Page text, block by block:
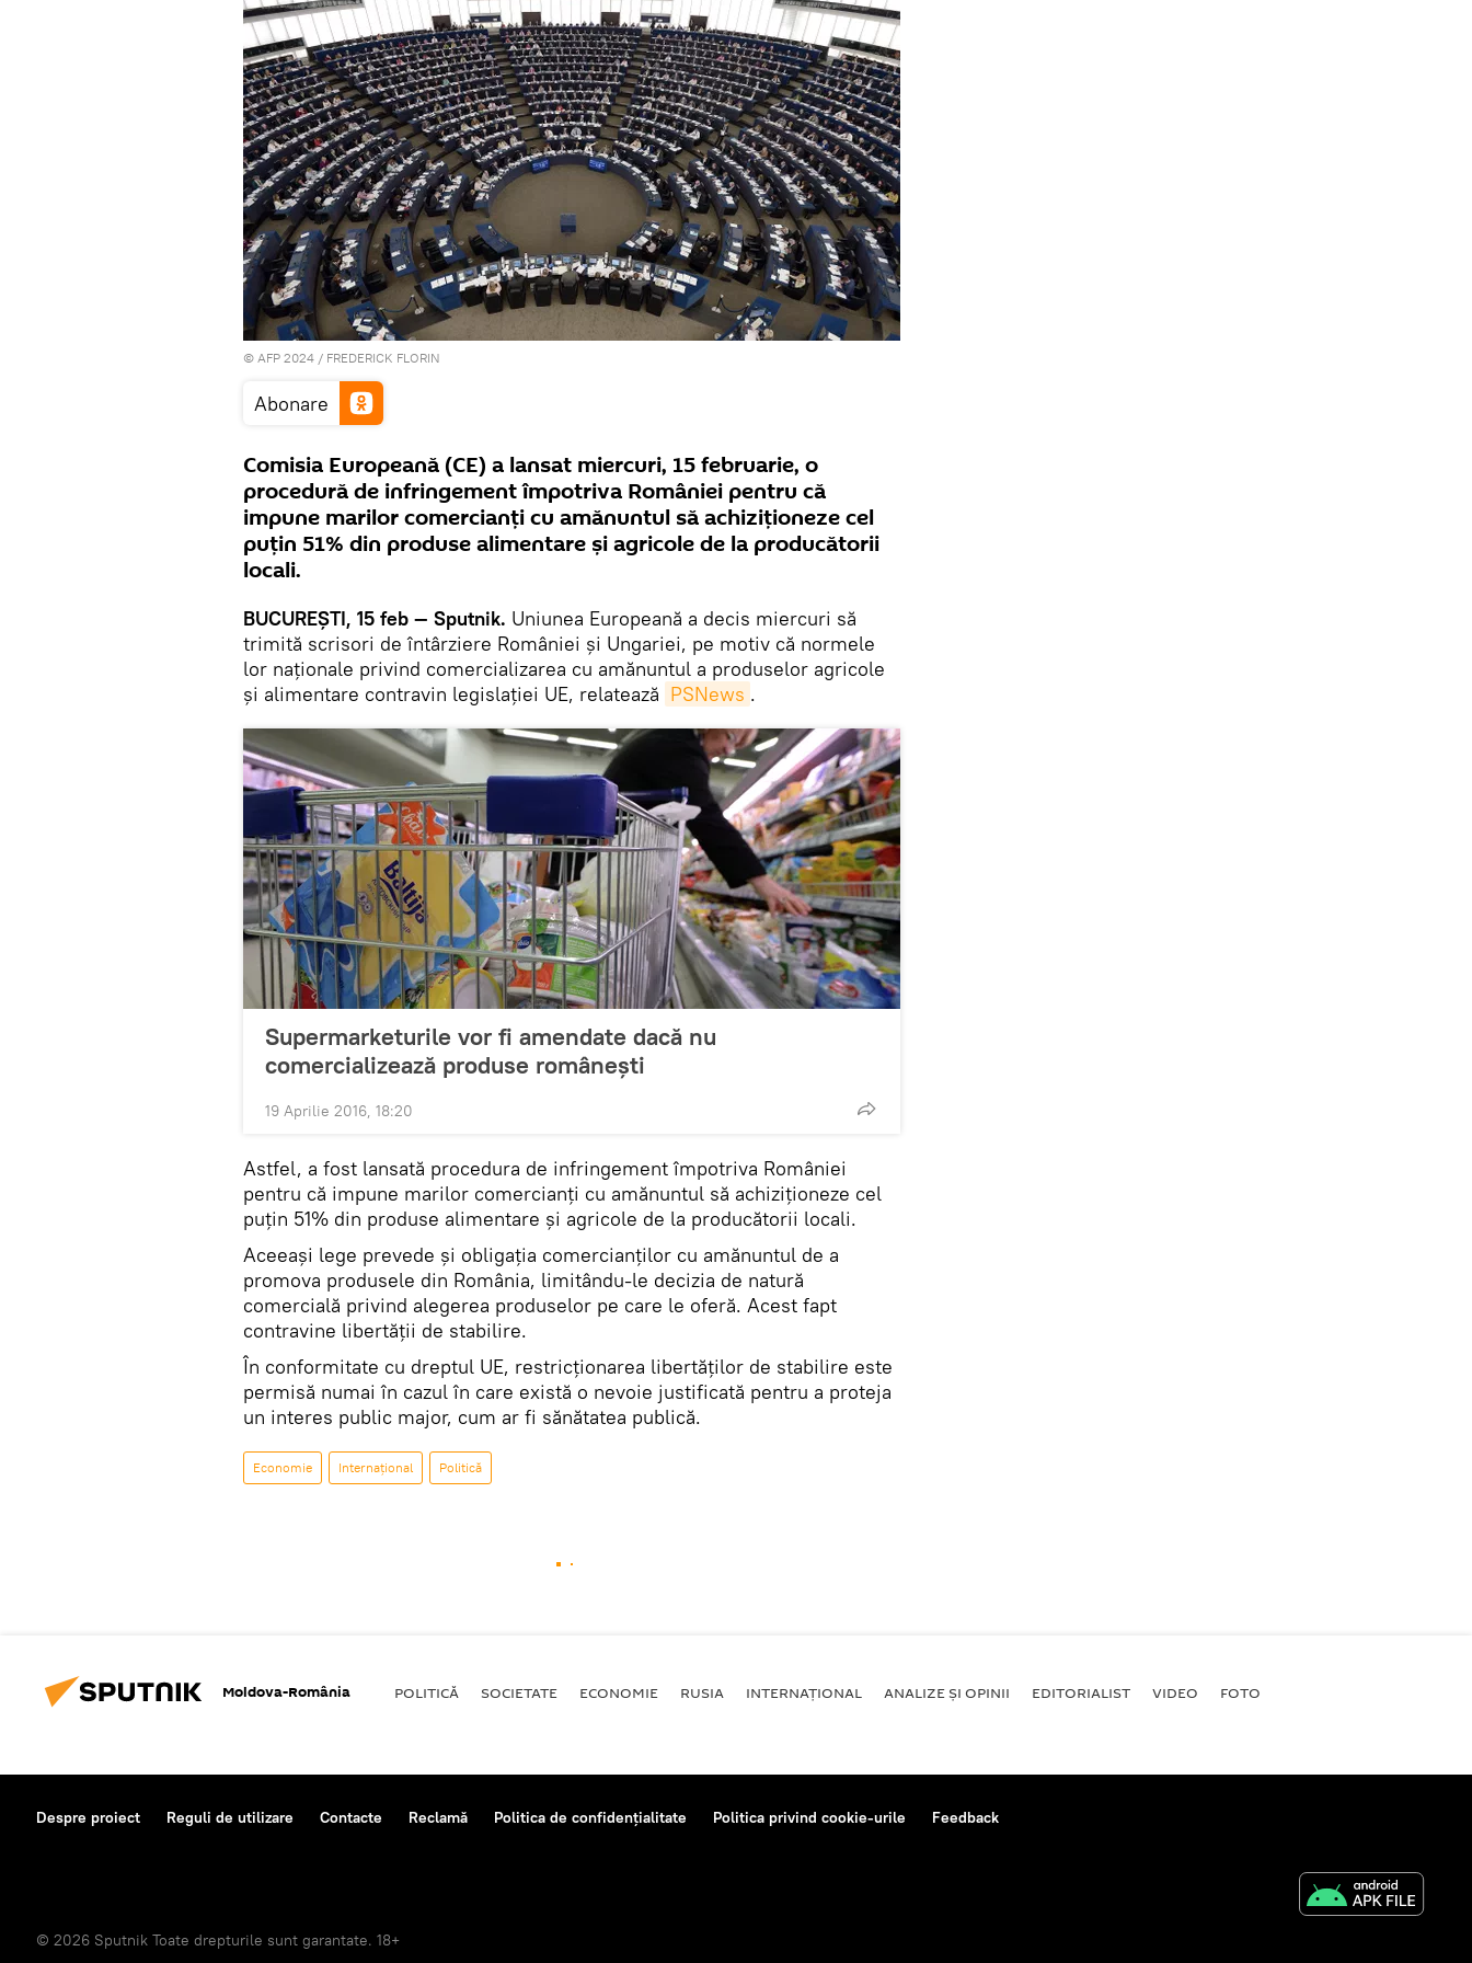
© AFP 2024 / FREDERICK FLORIN
Abonare
Comisia Europeană (CE) a lansat miercuri, 15 februarie, o
procedură de infringement împotriva României pentru că
impune marilor comercianţi cu amănuntul să achiziţioneze cel
puţin 51% din produse alimentare şi agricole de la producătorii
locali.
BUCUREŞTI, 15 feb — Sputnik. Uniunea Europeană a decis miercuri să
trimită scrisori de întârziere României şi Ungariei, pe motiv că normele
lor naţionale privind comercializarea cu amănuntul a produselor agricole
şi alimentare contravin legislaţiei UE, relatează PSNews .
Supermarketurile vor fi amendate dacă nu
comercializează produse românești
19 Aprilie 2016, 18:20
Astfel, a fost lansată procedura de infringement împotriva României
pentru că impune marilor comercianţi cu amănuntul să achiziţioneze cel
puţin 51% din produse alimentare şi agricole de la producătorii locali.
Aceeaşi lege prevede şi obligaţia comercianţilor cu amănuntul de a
promova produsele din România, limitându-le decizia de natură
comercială privind alegerea produselor pe care le oferă. Acest fapt
contravine libertăţii de stabilire.
În conformitate cu dreptul UE, restricţionarea libertăţilor de stabilire este
permisă numai în cazul în care există o nevoie justificată pentru a proteja
un interes public major, cum ar fi sănătatea publică.
Economie Internaţional Politică
Moldova-România POLITICĂ SOCIETATE ECONOMIE RUSIA INTERNAŢIONAL ANALIZE ȘI OPINII EDITORIALIST VIDEO FOTO
Despre proiect Reguli de utilizare Contacte Reclamă Politica de confidențialitate Politica privind cookie-urile Feedback
© 2026 Sputnik Toate drepturile sunt garantate. 18+